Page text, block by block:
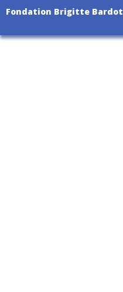
Fondation Brigitte Bardot